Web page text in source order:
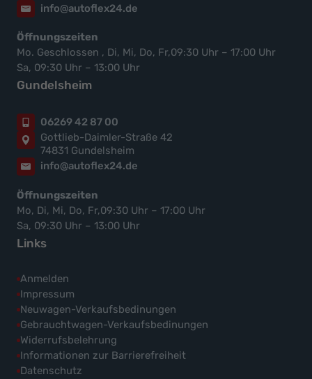
info@autoflex24.de
Öffnungszeiten
Mo. Geschlossen , Di, Mi, Do, Fr,09:30 Uhr – 17:00 Uhr
Sa, 09:30 Uhr – 13:00 Uhr
Gundelsheim
06269 42 87 00
Gottlieb-Daimler-Straße 42
74831 Gundelsheim
info@autoflex24.de
Öffnungszeiten
Mo, Di, Mi, Do, Fr,09:30 Uhr – 17:00 Uhr
Sa, 09:30 Uhr – 13:00 Uhr
Links
Anmelden
Impressum
Neuwagen-Verkaufsbedinungen
Gebrauchtwagen-Verkaufsbedinungen
Widerrufsbelehrung
Informationen zur Barrierefreiheit
Datenschutz